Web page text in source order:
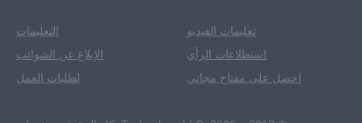
تعليمات الفيديو
استطلاعات الرأي
احصل على مفتاح مجاني
التعليمات
الإبلاغ عن الشوائب
لطلبات العمل